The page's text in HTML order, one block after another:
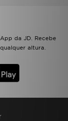
da JD. Recebe
altura.